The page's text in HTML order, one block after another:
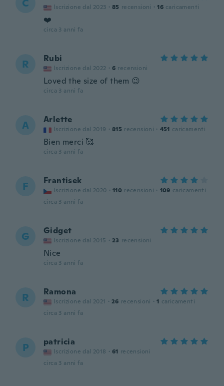
C Iscrizione dal 2023 · 85 recensioni · 16 caricamenti
❤️
circa 3 anni fa
R Rubi
Iscrizione dal 2022 · 6 recensioni
Loved the size of them 😉
circa 3 anni fa
A Arlette
Iscrizione dal 2019 · 815 recensioni · 451 caricamenti
Bien merci 🥰
circa 3 anni fa
F Frantisek
Iscrizione dal 2020 · 110 recensioni · 109 caricamenti
circa 3 anni fa
G Gidget
Iscrizione dal 2015 · 23 recensioni
Nice
circa 3 anni fa
R Ramona
Iscrizione dal 2021 · 26 recensioni · 1 caricamenti
circa 3 anni fa
P patricia
Iscrizione dal 2018 · 61 recensioni
circa 3 anni fa